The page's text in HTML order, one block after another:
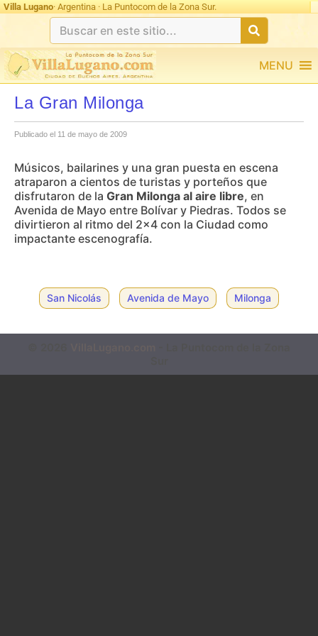
Villa Lugano· Argentina · La Puntocom de la Zona Sur.
MENU
La Gran Milonga
Publicado el 11 de mayo de 2009
Músicos, bailarines y una gran puesta en escena
atraparon a cientos de turistas y porteños que
disfrutaron de la Gran Milonga al aire libre, en
Avenida de Mayo entre Bolívar y Piedras. Todos se
divirtieron al ritmo del 2×4 con la Ciudad como
impactante escenografía.
San Nicolás Avenida de Mayo Milonga